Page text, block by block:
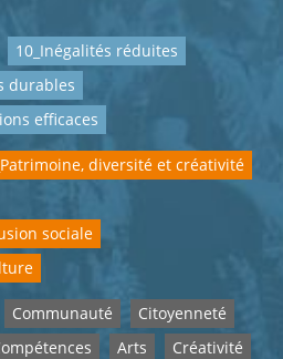
10_Inégalités réduites
durables
efficaces
diversité et créativité
sociale
Communauté
Citoyenneté
Arts
Créativité